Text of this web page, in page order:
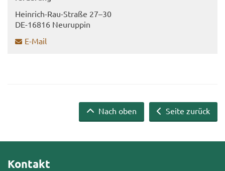
Heinrich-​​Rau-​Straße 27–30
DE-​16816 Neu­rup­pin
E-​Mail
Seite zurück
Nach oben
Kontakt